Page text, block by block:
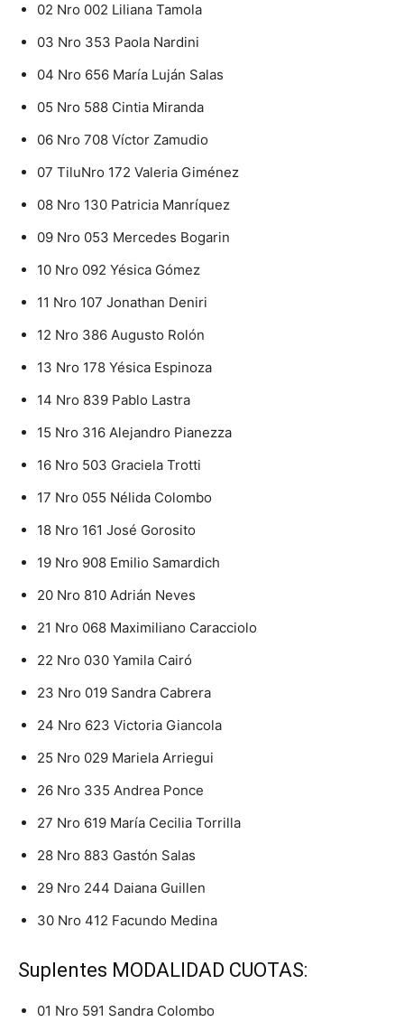
02 Nro 002 Liliana Tamola
03 Nro 353 Paola Nardini
04 Nro 656 María Luján Salas
05 Nro 588 Cintia Miranda
06 Nro 708 Víctor Zamudio
07 TiluNro 172 Valeria Giménez
08 Nro 130 Patricia Manríquez
09 Nro 053 Mercedes Bogarin
10 Nro 092 Yésica Gómez
11 Nro 107 Jonathan Deniri
12 Nro 386 Augusto Rolón
13 Nro 178 Yésica Espinoza
14 Nro 839 Pablo Lastra
15 Nro 316 Alejandro Pianezza
16 Nro 503 Graciela Trotti
17 Nro 055 Nélida Colombo
18 Nro 161 José Gorosito
19 Nro 908 Emilio Samardich
20 Nro 810 Adrián Neves
21 Nro 068 Maximiliano Caracciolo
22 Nro 030 Yamila Cairó
23 Nro 019 Sandra Cabrera
24 Nro 623 Victoria Giancola
25 Nro 029 Mariela Arriegui
26 Nro 335 Andrea Ponce
27 Nro 619 María Cecilia Torrilla
28 Nro 883 Gastón Salas
29 Nro 244 Daiana Guillen
30 Nro 412 Facundo Medina
Suplentes MODALIDAD CUOTAS:
01 Nro 591 Sandra Colombo